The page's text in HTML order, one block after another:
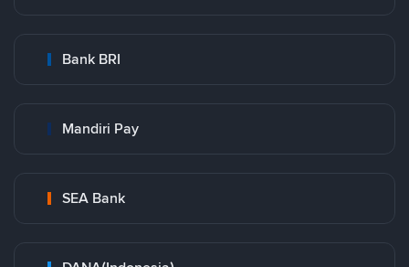
Bank BRI
Mandiri Pay
SEA Bank